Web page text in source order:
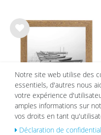
List
e de
sou
hait
s
Cadre Photo en Bois Massif
Notre site web utilise des
essentiels, d'autres nous
votre expérience
amples informations sur
vos droits en tant
Déclaration de